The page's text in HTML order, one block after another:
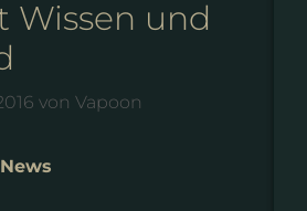
Wissen und
von Vapoon